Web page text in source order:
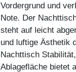
Vordergrund und
Note. Der
steht auf leicht
und luftige Ästhetik
Nachttisch
Ablagefläche bietet